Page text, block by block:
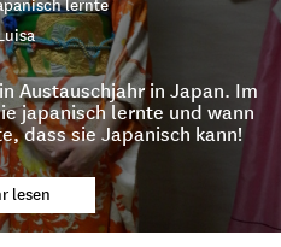
lernte
Austauschjahr in Japan. Im
japanisch lernte und wann
dass sie Japanisch kann!
lesen